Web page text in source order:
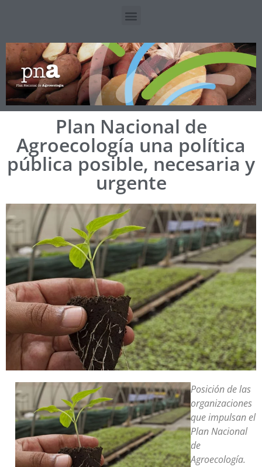
Plan Nacional de
Agroecología una política
pública posible, necesaria y
urgente
Posición de las
organizaciones
que impulsan el
Plan Nacional
de
Agroecología.